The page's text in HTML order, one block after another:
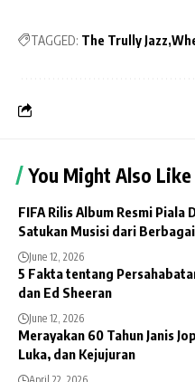
TAGGED: The Trully Jazz
You Might Also Like
FIFA Rilis Album Resmi Piala
Satukan Musisi dari
June 12, 2026
5 Fakta tentang
dan Ed Sheeran
June 12, 2026
Merayakan 60 Tahun Janis
Luka, dan Kejujuran